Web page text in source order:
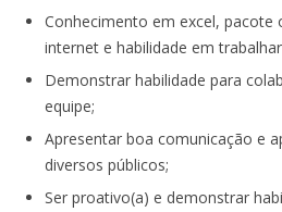
Conhecimento em excel, pacote
internet e habilidade em
Demonstrar habilidade para
equipe;
Apresentar boa comunicação e
diversos públicos;
Ser proativo(a) e demonstrar